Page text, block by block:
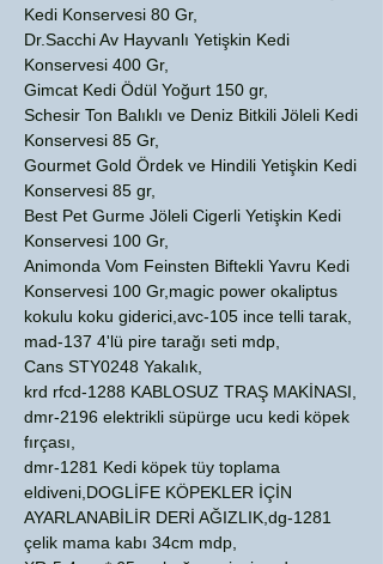
Kedi Konservesi 80 Gr,
Dr.Sacchi Av Hayvanlı Yetişkin Kedi
Konservesi 400 Gr,
Gimcat Kedi Ödül Yoğurt 150 gr,
Schesir Ton Balıklı ve Deniz Bitkili Jöleli Kedi
Konservesi 85 Gr,
Gourmet Gold Ördek ve Hindili Yetişkin Kedi
Konservesi 85 gr,
Best Pet Gurme Jöleli Cigerli Yetişkin Kedi
Konservesi 100 Gr,
Animonda Vom Feinsten Biftekli Yavru Kedi
Konservesi 100 Gr,magic power okaliptus
kokulu koku giderici,avc-105 ince telli tarak,
mad-137 4'lü pire tarağı seti mdp,
Cans STY0248 Yakalık,
krd rfcd-1288 KABLOSUZ TRAŞ MAKİNASI,
dmr-2196 elektrikli süpürge ucu kedi köpek
fırçası,
dmr-1281 Kedi köpek tüy toplama
eldiveni,DOGLİFE KÖPEKLER İÇİN
AYARLANABİLİR DERİ AĞIZLIK,dg-1281
çelik mama kabı 34cm mdp,